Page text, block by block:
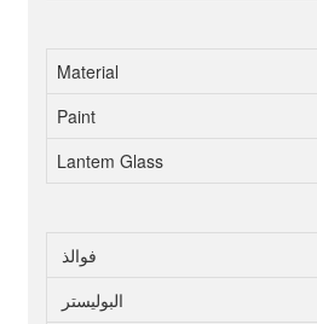
Material
Paint
Lantem Glass
فوالذ
البوليستر